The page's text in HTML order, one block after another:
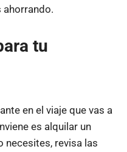
ahorrando.
tu
en el viaje que vas a
es alquilar un
necesites, revisa las